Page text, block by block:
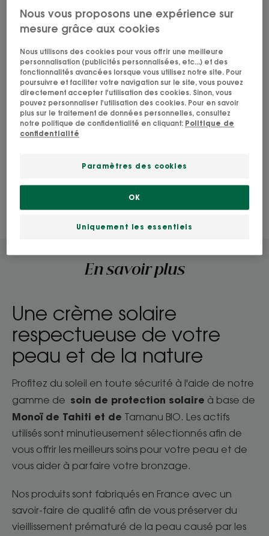
MONOÏ & TAMANU BIO
SOLAIRE Huile
protectrice et
nourrissante
Recherche par problématique, gamme ou type
RECHERCHER
En savoir plus
Une crème solaire
respectueuse de votre
peau et de la nature
Profitez du soleil en toute sécurité à l'aide de notre
gamme de soin de protection solaire à base de
Monoï de Tahiti et de Tamanu BIO. Les actifs
utilisés sont minutieusement sélectionnés afin de
vous offrir les meilleurs soins pour votre peau et de
vous aider à parfaire votre bronzage.
Nos produits sont fabriqués en France avec un
savoir-faire de qualité afin de vous préserver du
vieillissement prématuré de la peau causé par les
Nous vous proposons une expérience sur
mesure grâce aux cookies
Nous utilisons des cookies pour vous offrir une meilleure
personnalisation (publicités personnalisées, etc...) et des
fonctionnalités avancées lorsque vous utilisez notre site. Pour
poursuivre et faciliter votre navigation sur le site, vous pouvez
directement accepter l'utilisation des cookies. Sinon, vous
pouvez personnaliser l'utilisation des cookies. Pour en savoir
plus sur le traitement de données personnelles, consultez
notre politique de confidentialité en cliquant: Politique de
confidentialité
Paramètres des cookies
Uniquement les essentiels
OK